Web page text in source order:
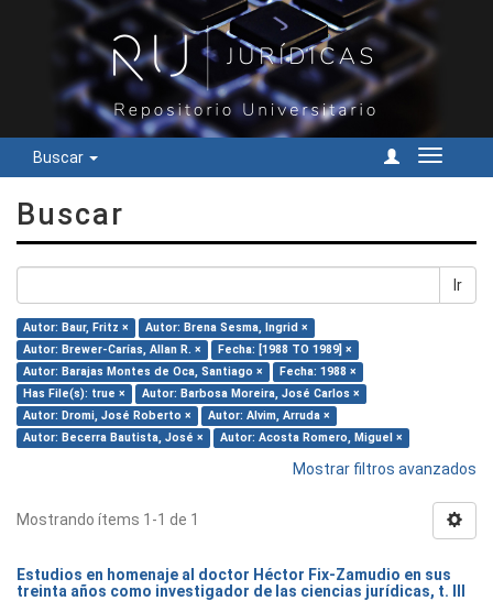
Buscar
Cambiar
Buscar
Ir
Autor: Baur, Fritz ×
Autor: Brena Sesma, Ingrid ×
Autor: Brewer-Carías, Allan R. ×
Fecha: [1988 TO 1989] ×
Autor: Barajas Montes de Oca, Santiago ×
Fecha: 1988 ×
Has File(s): true ×
Autor: Barbosa Moreira, José Carlos ×
Autor: Dromi, José Roberto ×
Autor: Alvim, Arruda ×
Autor: Becerra Bautista, José ×
Autor: Acosta Romero, Miguel ×
Mostrar filtros avanzados
Mostrando ítems 1-1 de 1
Estudios en homenaje al doctor Héctor Fix-Zamudio en sus
treinta años como investigador de las ciencias jurídicas, t. III